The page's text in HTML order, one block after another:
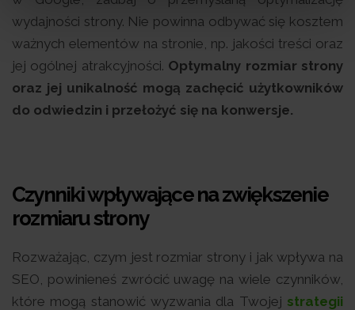
wydajności strony. Nie powinna odbywać się kosztem
ważnych elementów na stronie, np. jakości treści oraz
jej ogólnej atrakcyjności. Optymalny rozmiar strony
oraz jej unikalność mogą zachęcić użytkowników
do odwiedzin i przełożyć się na konwersje.
Czynniki wpływające na zwiększenie
rozmiaru strony
Rozważając, czym jest rozmiar strony i jak wpływa na
SEO, powinieneś zwrócić uwagę na wiele czynników,
które mogą stanowić wyzwania dla Twojej strategii